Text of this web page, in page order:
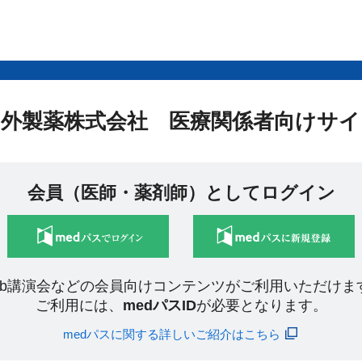
製薬株式会社 医療関係者向けサ
会員（医師・薬剤師）としてログイン
講演会などの会員向けコンテンツがご利用いただけま
ご利用には、 medパスIDが必要となります。
medパスに関する詳しいご紹介はこちら